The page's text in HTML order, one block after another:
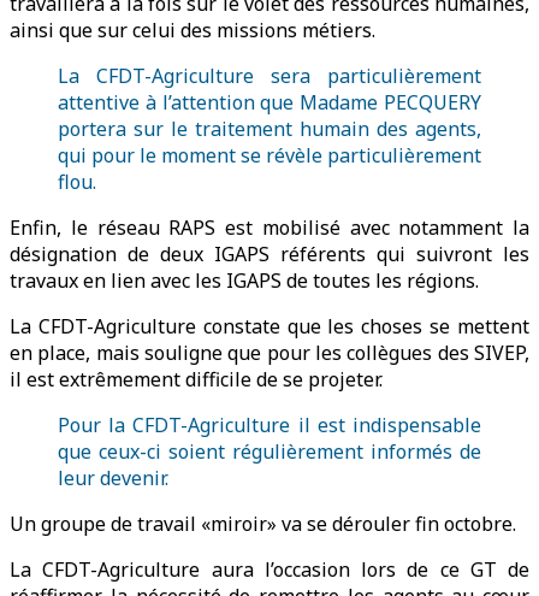
ainsi que sur celui des missions métiers.
La CFDT-Agriculture sera particulièrement
attentive à l’attention que Madame PECQUERY
portera sur le traitement humain des agents,
qui pour le moment se révèle particulièrement
flou.
Enfin, le réseau RAPS est mobilisé avec notamment la
désignation de deux IGAPS référents qui suivront les
travaux en lien avec les IGAPS de toutes les régions.
La CFDT-Agriculture constate que les choses se mettent
en place, mais souligne que pour les collègues des SIVEP,
il est extrêmement difficile de se projeter.
Pour la CFDT-Agriculture il est indispensable
que ceux-ci soient régulièrement informés de
leur devenir.
Un groupe de travail «miroir» va se dérouler fin octobre.
La CFDT-Agriculture aura l’occasion lors de ce GT de